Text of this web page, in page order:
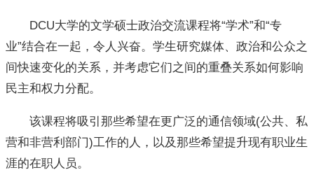
DCU大学的文学硕士政治交流课程将“学术”和“专
业”结合在一起，令人兴奋。学生研究媒体、政治和公众之
间快速变化的关系，并考虑它们之间的重叠关系如何影响
民主和权力分配。
该课程将吸引那些希望在更广泛的通信领域(公共、私
营和非营利部门)工作的人，以及那些希望提升现有职业生
涯的在职人员。